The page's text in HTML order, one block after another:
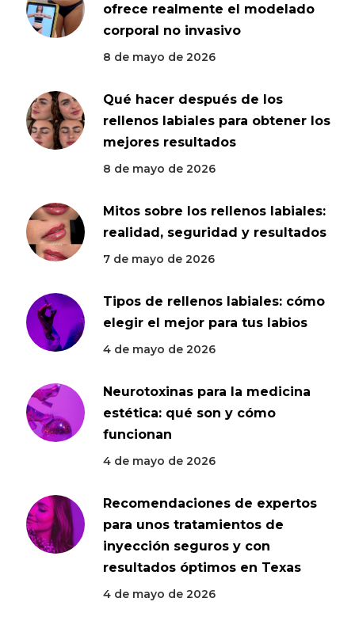
ofrece realmente el modelado
corporal no invasivo
8 de mayo de 2026
Qué hacer después de los
rellenos labiales para obtener los
mejores resultados
8 de mayo de 2026
Mitos sobre los rellenos labiales:
realidad, seguridad y resultados
7 de mayo de 2026
Tipos de rellenos labiales: cómo
elegir el mejor para tus labios
4 de mayo de 2026
Neurotoxinas para la medicina
estética: qué son y cómo
funcionan
4 de mayo de 2026
Recomendaciones de expertos
para unos tratamientos de
inyección seguros y con
resultados óptimos en Texas
4 de mayo de 2026